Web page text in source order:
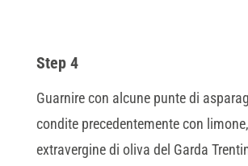
Step 4
Guarnire con alcune punte di
condite precedentemente con
extravergine di oliva del Garda